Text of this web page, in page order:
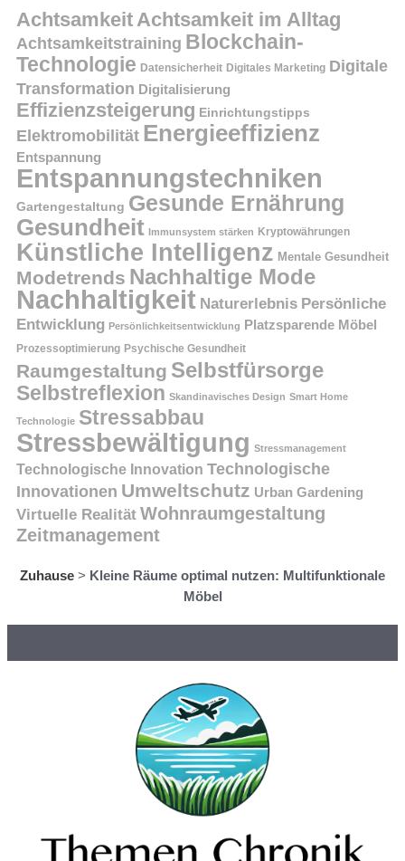
Achtsamkeit Achtsamkeit im Alltag
Achtsamkeitstraining Blockchain-
Technologie Datensicherheit Digitales Marketing Digitale
Transformation Digitalisierung
Effizienzsteigerung Einrichtungstipps
Elektromobilität Energieeffizienz
Entspannung
Entspannungstechniken
Gartengestaltung Gesunde Ernährung
Gesundheit Immunsystem stärken Kryptowährungen
Künstliche Intelligenz Mentale Gesundheit
Modetrends Nachhaltige Mode
Nachhaltigkeit Naturerlebnis Persönliche
Entwicklung Persönlichkeitsentwicklung Platzsparende Möbel
Prozessoptimierung Psychische Gesundheit
Raumgestaltung Selbstfürsorge
Selbstreflexion Skandinavisches Design Smart Home
Technologie Stressabbau
Stressbewältigung Stressmanagement
Technologische Innovation Technologische
Innovationen Umweltschutz Urban Gardening
Virtuelle Realität Wohnraumgestaltung
Zeitmanagement
Zuhause > Kleine Räume optimal nutzen: Multifunktionale
Möbel